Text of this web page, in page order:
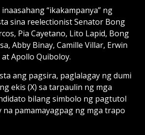
“ikakampanya” ng
sina reelectionist Senator Bong
Pia Cayetano, Lito Lapid, Bong
Abby Binay, Camille Villar, Erwin
Apollo Quiboloy.
ang pagsira, paglalagay ng dumi
ekis (X) sa tarpaulin ng mga
bilang simbolo ng pagtutol
na pamamayagpag ng mga trapo